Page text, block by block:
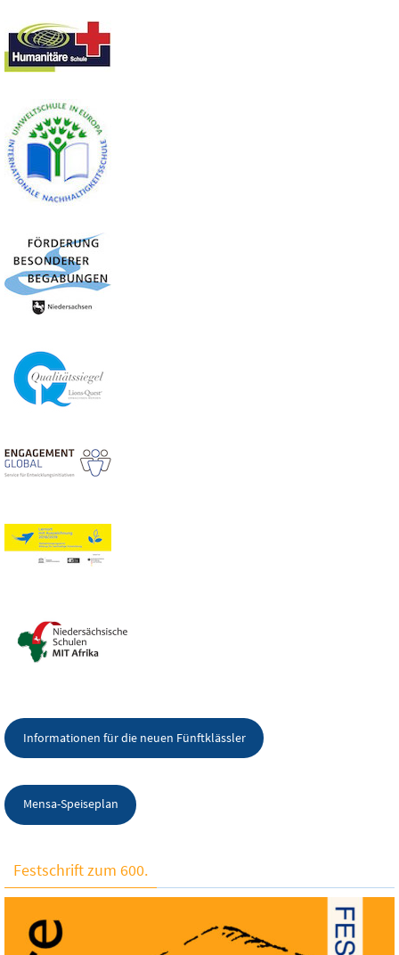
Informationen für die neuen Fünftklässler
Mensa-Speiseplan
Festschrift zum 600.